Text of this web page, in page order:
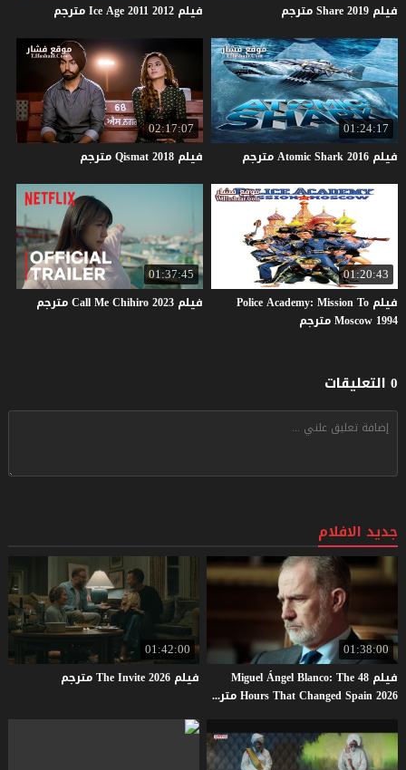
فيلم Share2019 مترجم فيلم 2012
IceAge2011 مترجم
01:24:17
فيلم AtomicShark2016 مترجم
02:17:07
فيلم Qismat2018 مترجم
01:20:43
فيلم Police Academy: Mission To
Moscow 1994 مترجم
01:37:45
فيلم CallMeChihiro2023 مترجم
0 التعليقات
جديد الافلام
01:38:00
فيلم Miguel Ángel Blanco: The 48
Hours That Changed Spain 2026 مترجم
01:42:00
فيلم TheInvite2026 مترجم